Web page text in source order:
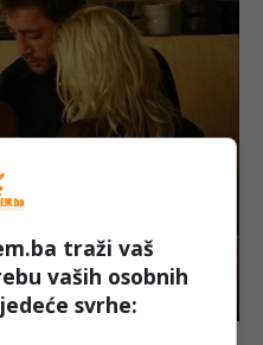
traži vaš
vaših osobnih
svrhe: